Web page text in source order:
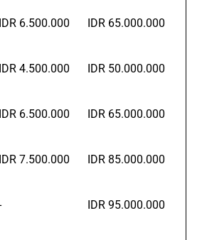
IDR 6.500.000 IDR 65.000.000
IDR 4.500.000 IDR 50.000.000
IDR 6.500.000 IDR 65.000.000
IDR 7.500.000 IDR 85.000.000
IDR 95.000.000